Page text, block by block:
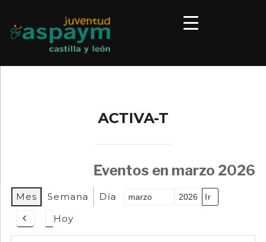
ACTIVA-T
Eventos en marzo 2026
Mes Semana Día
Anterior
Hoy